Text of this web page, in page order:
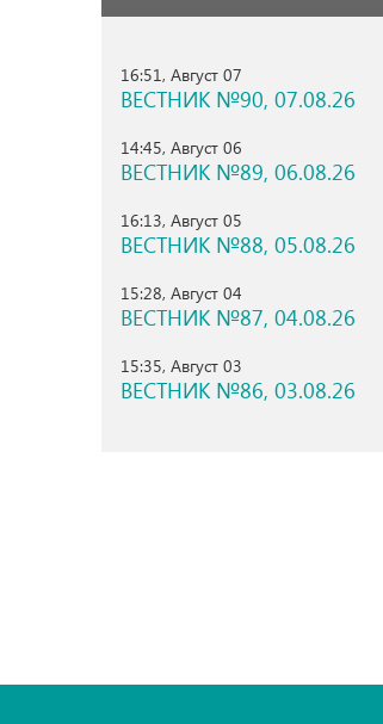
16:51, Август 07
ВЕСТНИК №90, 07.08.26
14:45, Август 06
ВЕСТНИК №89, 06.08.26
16:13, Август 05
ВЕСТНИК №88, 05.08.26
15:28, Август 04
ВЕСТНИК №87, 04.08.26
15:35, Август 03
ВЕСТНИК №86, 03.08.26